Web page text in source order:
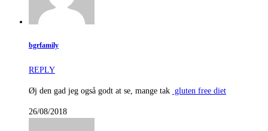
bgrfamily
REPLY
Øj den gad jeg også godt at se, mange tak gluten free diet
26/08/2018